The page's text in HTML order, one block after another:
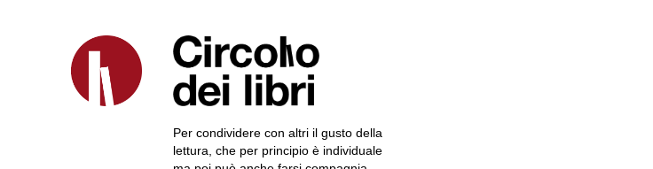
Per condividere con altri il gusto della
lettura, che per principio è individuale